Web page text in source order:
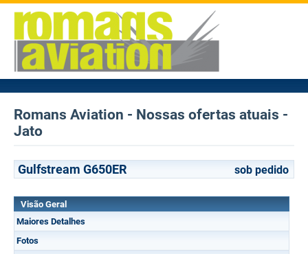
Romans Aviation - Nossas ofertas atuais -
Jato
Gulfstream G650ER sob pedido
Visão Geral
Maiores Detalhes
Fotos